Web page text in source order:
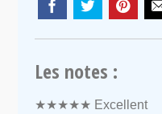
Les notes :
★★★★★ Excellent